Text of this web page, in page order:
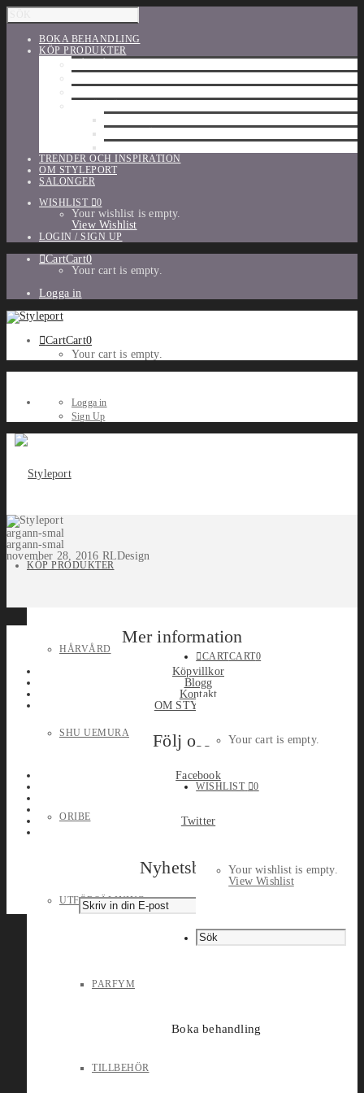
BOKA BEHANDLING
KÖP PRODUKTER
TRENDER OCH INSPIRATION
OM STYLEPORT
SALONGER
WISHLIST
0
Your wishlist is empty.
View Wishlist
LOGIN / SIGN UP
CartCart0
Your cart is empty.
Logga in
CartCart0
Your cart is empty.
Logga in
Sign Up
KÖP PRODUKTER
HÅRVÅRD
SHU UEMURA
ORIBE
UTFÖRSÄLJNING
PARFYM
TILLBEHÖR
CARTCART0
Your cart is empty.
WISHLIST 0
Your wishlist is empty.
View Wishlist
Boka behandling
argann-smal
argann-smal
november 28, 2016 RLDesign
Mer information
Köpvillkor
Blogg
Kontakt
OM STYLEPORT
Följ oss
Facebook
Twitter
Nyhetsbrev